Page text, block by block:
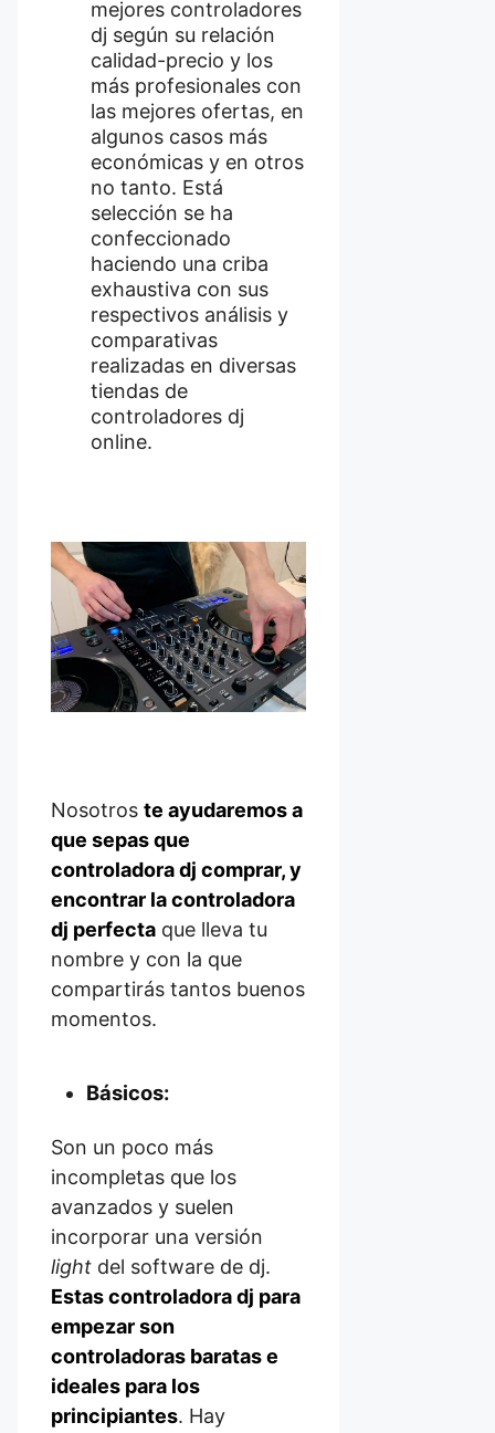
mejores controladores
dj según su relación
calidad-precio y los
más profesionales con
las mejores ofertas, en
algunos casos más
económicas y en otros
no tanto. Está
selección se ha
confeccionado
haciendo una criba
exhaustiva con sus
respectivos análisis y
comparativas
realizadas en diversas
tiendas de
controladores dj
online.
Nosotros te ayudaremos a
que sepas que
controladora dj comprar, y
encontrar la controladora
dj perfecta que lleva tu
nombre y con la que
compartirás tantos buenos
momentos.
Básicos:
Son un poco más
incompletas que los
avanzados y suelen
incorporar una versión
light del software de dj.
Estas controladora dj para
empezar son
controladoras baratas e
ideales para los
principiantes. Hay